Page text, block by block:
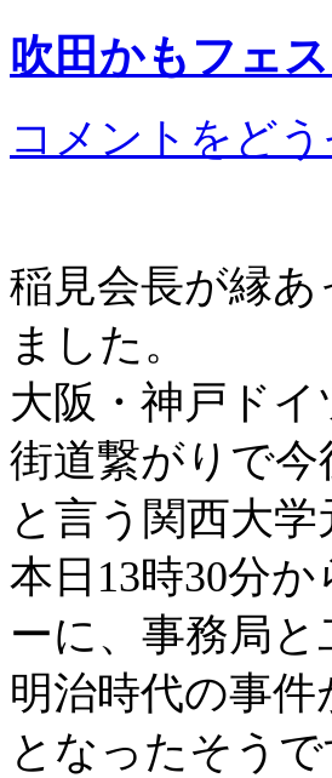
吹田かもフェ
コメントをど
稲見会長が縁
ました。
大阪・神戸ド
街道繋がりで
と言う関西大
本日13時30分
ーに、事務局
明治時代の事
となったそうで